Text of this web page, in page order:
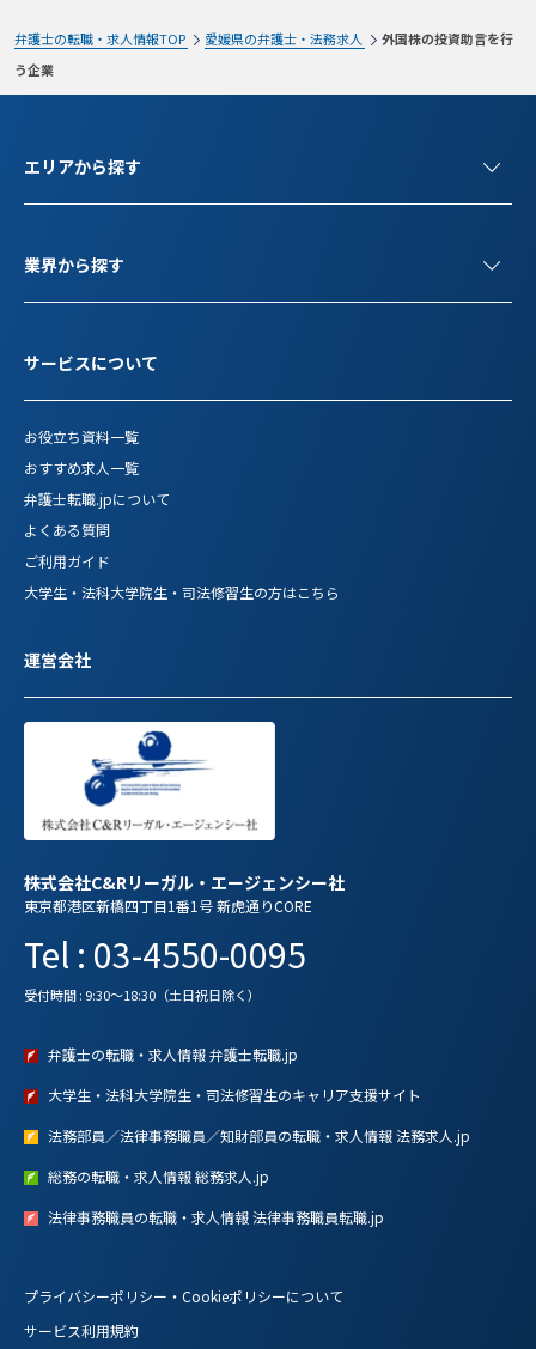
弁護士の転職・求人情報TOP 愛媛県の弁護士・法務求人
外国株の投資助言を行
う企業
エリアから探す
業界から探す
サービスについて
お役立ち資料一覧
おすすめ求人一覧
弁護士転職.jpについて
よくある質問
ご利用ガイド
大学生・法科大学院生・司法修習生の方はこちら
運営会社
株式会社C&Rリーガル・エージェンシー社
東京都港区新橋四丁目1番1号 新虎通りCORE
Tel : 03-4550-0095
受付時間 : 9:30～18:30（土日祝日除く）
弁護士の転職・求人情報 弁護士転職.jp
大学生・法科大学院生・司法修習生のキャリア支援サイト
法務部員／法律事務職員／知財部員の転職・求人情報 法務求人.jp
総務の転職・求人情報 総務求人.jp
法律事務職員の転職・求人情報 法律事務職員転職.jp
プライバシーポリシー・Cookieポリシーについて
サービス利用規約